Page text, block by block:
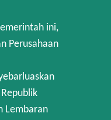
ini,
Perusahaan
Lembaran